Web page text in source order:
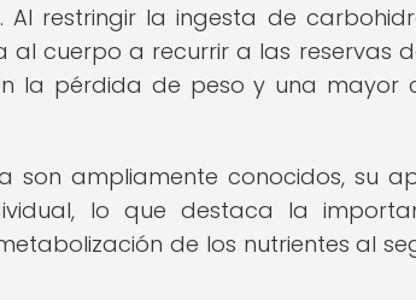
restringir la ingesta de
al cuerpo a recurrir a las reservas
la pérdida de peso y una mayor
ampliamente conocidos, su
lo que destaca la
de los nutrientes al